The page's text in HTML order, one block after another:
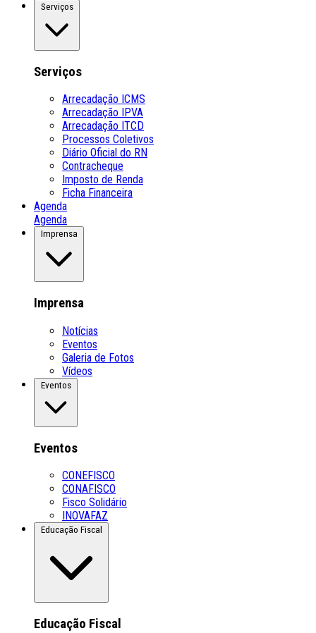
Serviços
Serviços
Arrecadação ICMS
Arrecadação IPVA
Arrecadação ITCD
Processos Coletivos
Diário Oficial do RN
Contracheque
Imposto de Renda
Ficha Financeira
Agenda
Agenda
Imprensa
Imprensa
Notícias
Eventos
Galeria de Fotos
Vídeos
Eventos
Eventos
CONEFISCO
CONAFISCO
Fisco Solidário
INOVAFAZ
Educação Fiscal
Educação Fiscal